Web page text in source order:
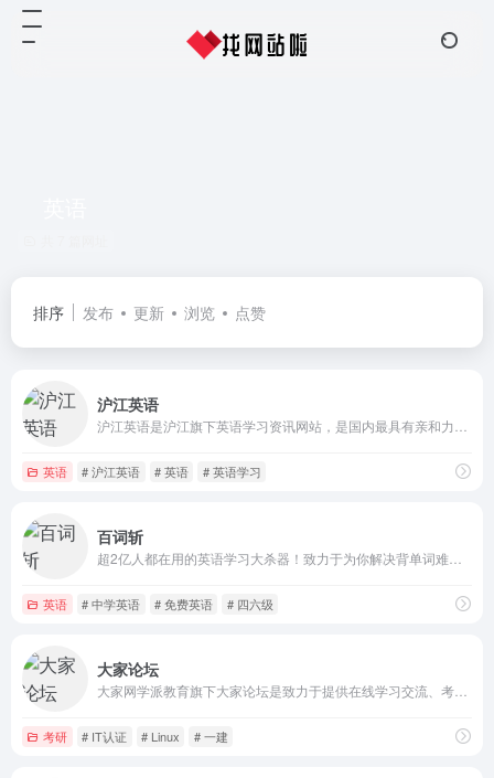
排序 发布 更新 浏览 点赞
沪江英语
英语 # 沪江英语 # 英语 # 英语学习
百词斩
英语 # 中学英语 # 免费英语 # 四六级
大家论坛
考研 # IT认证 # Linux # 一建